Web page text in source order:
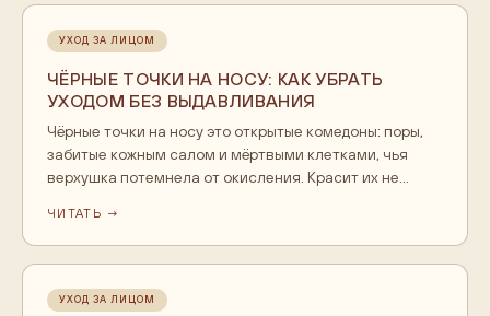
стойкое и с зудом, это повод показаться врачу.
УХОД ЗА ЛИЦОМ
ЧЁРНЫЕ ТОЧКИ НА НОСУ: КАК УБРАТЬ
УХОДОМ БЕЗ ВЫДАВЛИВАНИЯ
Чёрные точки на носу это открытые комедоны: поры,
забитые кожным салом и мёртвыми клетками, чья
верхушка потемнела от окисления. Красит их не
мягким уходом: гидрофильное масло растворяет
себум, деликатное отшелушивание обновляет кожу,
тоник завершает очищение. Выдавливание и пор-
стрипсы травмируют кожу.
ЧИТАТЬ →
УХОД ЗА ЛИЦОМ